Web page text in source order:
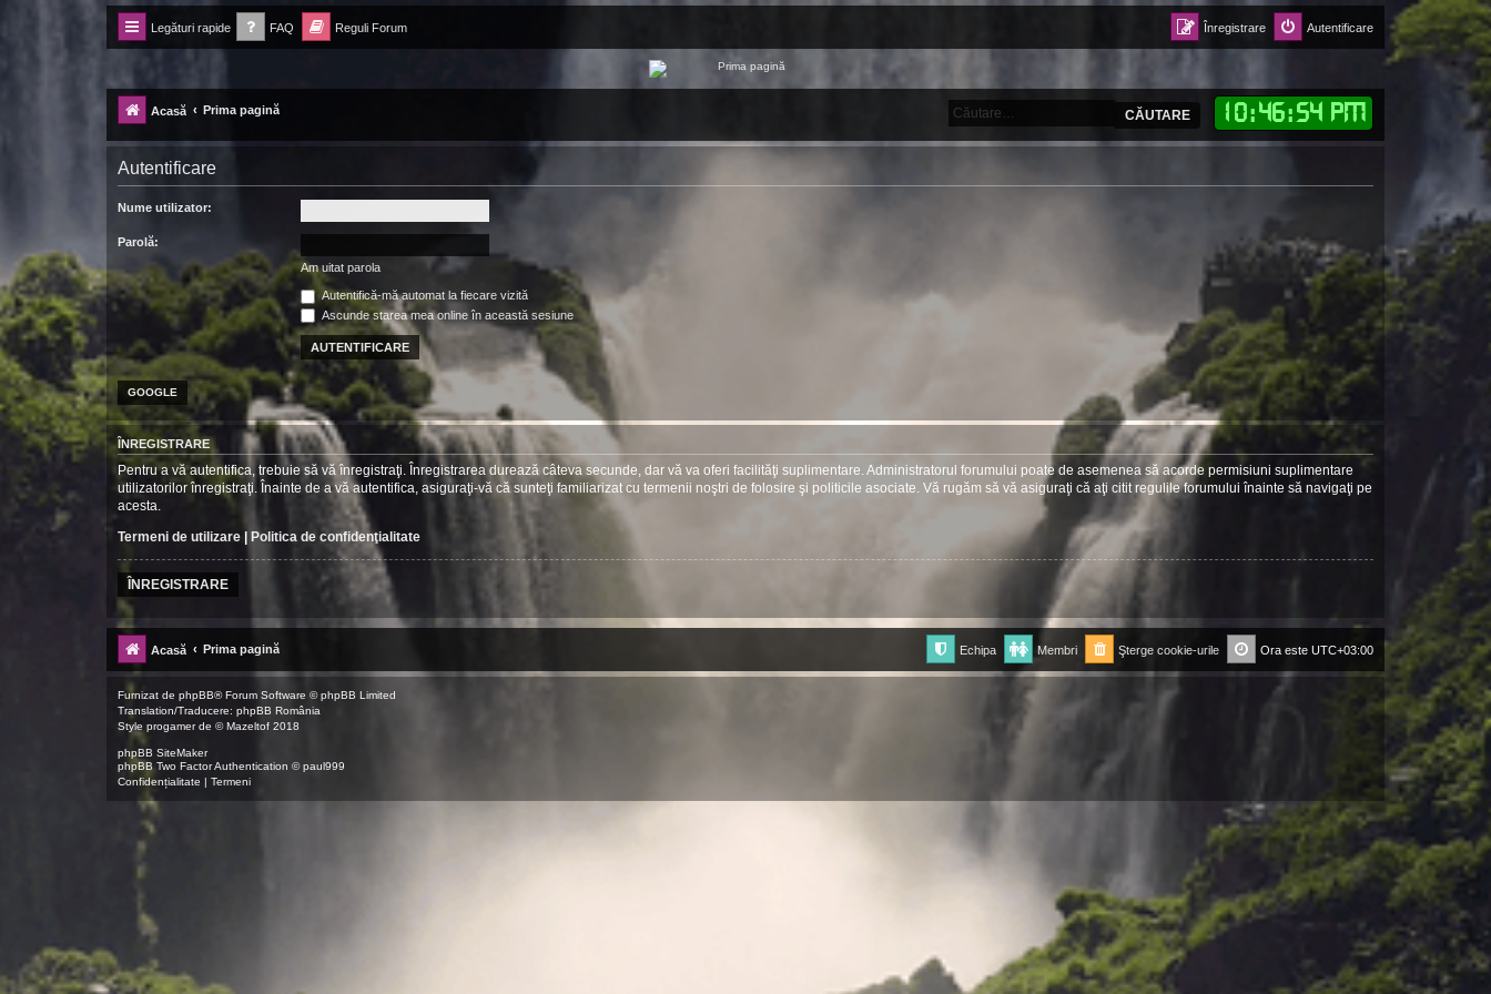
Legături rapide FAQ Reguli Forum Autentificare
Înregistrare
Forum Ecolomania™®
-= Idei pentru viitor =-
Acasă Prima pagină 10:46:55 PM
CĂUTARE
Autentificare
Nume utilizator:
Parolă:
Am uitat parola
Autentifică-mă automat la fiecare vizită
Ascunde starea mea online în această sesiune
GOOGLE
ÎNREGISTRARE
Pentru a vă autentifica, trebuie să vă înregistraţi. Înregistrarea durează câteva secunde, dar vă va oferi facilităţi suplimentare. Administratorul forumului poate de asemenea să acorde permisiuni suplimentare
utilizatorilor înregistraţi. Înainte de a vă autentifica, asiguraţi-vă că sunteţi familiarizat cu termenii noştri de folosire şi politicile asociate. Vă rugăm să vă asiguraţi că aţi citit regulile forumului înainte să navigaţi pe
acesta.
Termeni de utilizare | Politica de confidenţialitate
ÎNREGISTRARE
Acasă Prima pagină Ora este UTC+03:00
Şterge cookie-urile
Membri
Echipa
Furnizat de phpBB® Forum Software © phpBB Limited
Translation/Traducere: phpBB România
Style progamerde ©Mazeltof 2018
phpBB SiteMaker
phpBB Two Factor Authentication ©paul999
Confidențialitate | Termeni